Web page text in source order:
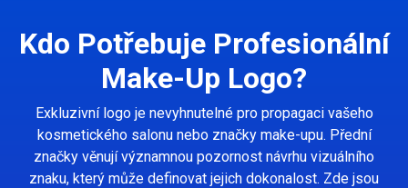
Kdo Potřebuje Profesionální
Make-Up Logo?
Exkluzivní logo je nevyhnutelné pro propagaci vašeho
kosmetického salonu nebo značky make-upu. Přední
značky věnují významnou pozornost návrhu vizuálního
znaku, který může definovat jejich dokonalost. Zde jsou